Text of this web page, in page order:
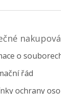
o
řád
ochrany